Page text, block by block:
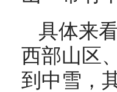
具体来
西部山区
到中雪，